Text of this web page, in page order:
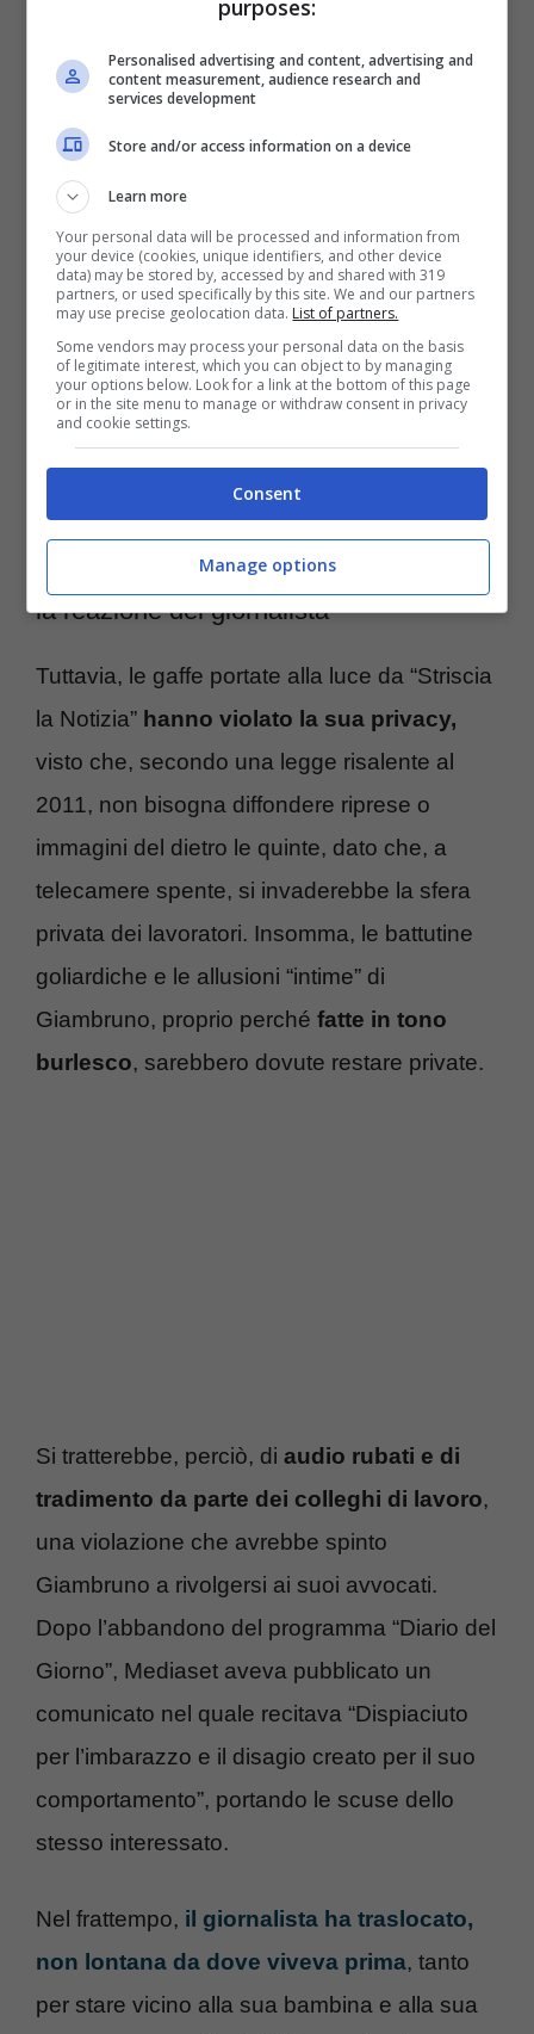
Senza contare lo stravolgimento nella sua
vita, con l’abbandono della compagna
Giorgia Meloni e la retrocessione sul posto di
lavoro.I Fuorionda sono stati davvero
imbarazzanti, nei quali il giornalista ha
mostrato il lato peggiore di sé,
comportandosi da galletto vanitoso, dando
fastidio alle colleghe, e non mostrando
rispetto né sul posto di lavoro né nei confronti
della sua ex, tra l’altro non una donna
qualunque, ma il nostro Presidente del
Violazione della privacy e diffamazione:
la reazione del giornalista
Tuttavia, le gaffe portate alla luce da “Striscia
la Notizia” hanno violato la sua privacy,
visto che, secondo una legge risalente al
2011, non bisogna diffondere riprese o
immagini del dietro le quinte, dato che, a
telecamere spente, si invaderebbe la sfera
privata dei lavoratori. Insomma, le battutine
goliardiche e le allusioni “intime” di
Giambruno, proprio perché fatte in tono
burlesco, sarebbero dovute restare private.
Si tratterebbe, perciò, di audio rubati e di
tradimento da parte dei colleghi di lavoro,
una violazione che avrebbe spinto
Giambruno a rivolgersi ai suoi avvocati.
Dopo l’abbandono del programma “Diario del
Giorno”, Mediaset aveva pubblicato un
comunicato nel quale recitava “Dispiaciuto
per l’imbarazzo e il disagio creato per il suo
comportamento”, portando le scuse dello
stesso interessato.
Nel frattempo, il giornalista ha traslocato,
non lontana da dove viveva prima, tanto
per stare vicino alla sua bambina e alla sua
purposes:
Personalised advertising and content, advertising and
content measurement, audience research and
services development
Store and/or access information on a device
Learn more
Your personal data will be processed and information from
your device (cookies, unique identifiers, and other device
data) may be stored by, accessed by and shared with 319
partners, or used specifically by this site. We and our partners
may use precise geolocation data. List of partners.
Some vendors may process your personal data on the basis
of legitimate interest, which you can object to by managing
your options below. Look for a link at the bottom of this page
or in the site menu to manage or withdraw consent in privacy
and cookie settings.
Consent
Manage options